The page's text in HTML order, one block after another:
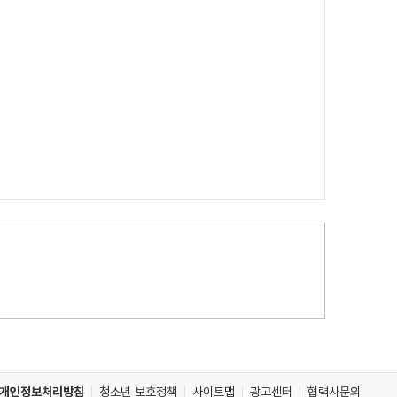
개인정보처리방침 청소년 보호정책 사이트맵 광고센터 협력사문의